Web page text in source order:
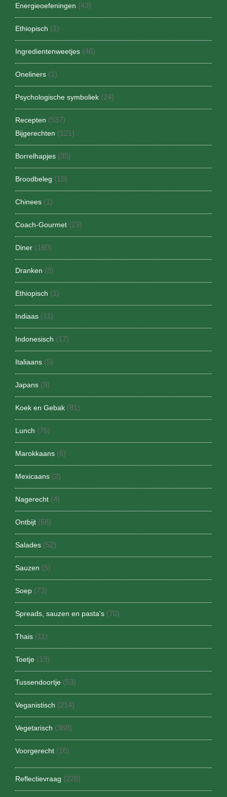
Energieoefeningen (43)
Ethiopisch (1)
Ingredientenweetjes (46)
Oneliners (1)
Psychologische symboliek (24)
Recepten (537)
Bijgerechten (121)
Borrelhapjes (35)
Broodbeleg (19)
Chinees (1)
Coach-Gourmet (23)
Diner (180)
Dranken (8)
Ethiopisch (1)
Indiaas (11)
Indonesisch (17)
Italiaans (5)
Japans (9)
Koek en Gebak (81)
Lunch (76)
Marokkaans (6)
Mexicaans (2)
Nagerecht (4)
Ontbijt (68)
Salades (52)
Sauzen (5)
Soep (73)
Spreads, sauzen en pasta's (70)
Thais (11)
Toetje (19)
Tussendoortje (53)
Veganistisch (214)
Vegetarisch (368)
Voorgerecht (16)
Reflectievraag (228)